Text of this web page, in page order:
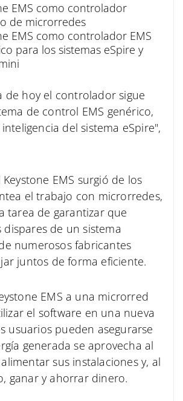
EMS como controlador
de microrredes
EMS como controlador EMS
para los sistemas eSpire y
de hoy el controlador sigue
de control EMS genérico,
del sistema eSpire",
EMS surgió de los
el trabajo con microrredes,
tarea de garantizar que
de un sistema
numerosos fabricantes
juntos de forma eficiente.
EMS a una microrred
el software en una nueva
usuarios pueden asegurarse
generada se aprovecha al
sus instalaciones y, al
ganar y ahorrar dinero.